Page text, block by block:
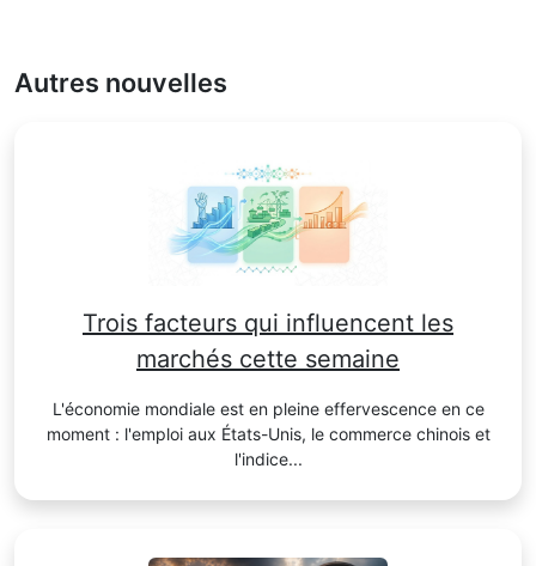
Autres nouvelles
Trois facteurs qui influencent les
marchés cette semaine
L'économie mondiale est en pleine effervescence en ce
moment : l'emploi aux États-Unis, le commerce chinois et
l'indice...